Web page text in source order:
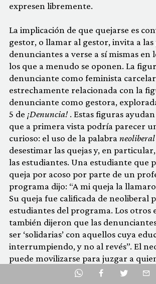
Facebook
expresen libremente.
La implicación de que quejarse es
gestor, o llamar al gestor, invita a las
denunciantes a verse a sí mismas en
los que a menudo se oponen. La
denunciante como feminista
estrechamente relacionada con la
denunciante como gestora,
5 de ¡Denuncia! . Estas figuras
que a primera vista podría parecer
curioso: el uso de la palabra neoliberal
desestimar las quejas y, en
las estudiantes. Una estudiante que
queja por acoso por parte de un
programa dijo: “A mi queja la
Su queja fue calificada de neoliberal
estudiantes del programa. Los otros
también dijeron que las
ser ‘solidarias’ con aquellos cuya
interrumpiendo, y no al revés”. El
puede movilizarse para juzgar a
como personas egoístas motivadas